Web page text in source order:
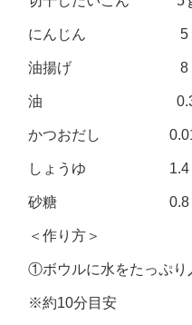
にんじん 5
油揚げ 8
油 0.3
かつおだし 0.01
しょうゆ 1.4
砂糖 0.8
＜作り方＞
①ボウルに水をたっぷり
※約10分目安